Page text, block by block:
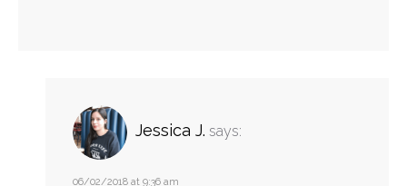
Jessica J. says:
06/02/2018 at 9:36 am